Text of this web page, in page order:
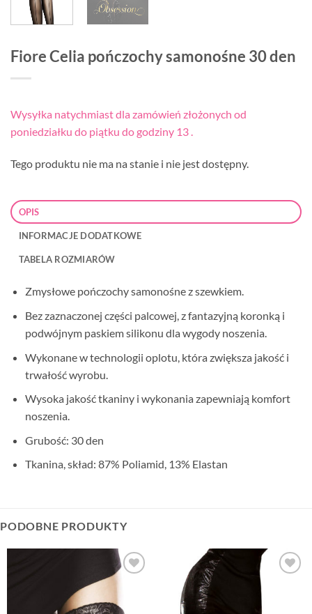
Fiore Celia pończochy samonośne 30 den
Wysyłka natychmiast dla zamówień złożonych od
poniedziałku do piątku do godziny 13 .
Tego produktu nie ma na stanie i nie jest dostępny.
OPIS
INFORMACJE DODATKOWE
TABELA ROZMIARÓW
Zmysłowe pończochy samonośne z szewkiem.
Bez zaznaczonej części palcowej, z fantazyjną koronką i
podwójnym paskiem silikonu dla wygody noszenia.
Wykonane w technologii oplotu, która zwiększa jakość i
trwałość wyrobu.
Wysoka jakość tkaniny i wykonania zapewniają komfort
noszenia.
Grubość: 30 den
Tkanina, skład: 87% Poliamid, 13% Elastan
PODOBNE PRODUKTY